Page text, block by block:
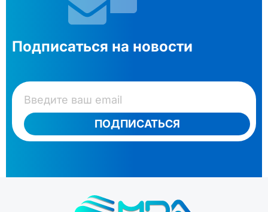
Подписаться на новости
ПОДПИСАТЬСЯ